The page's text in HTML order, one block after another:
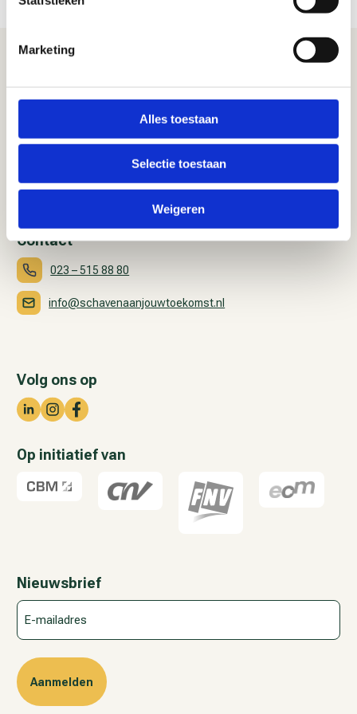
Marketing
Alles toestaan
Selectie toestaan
Weigeren
Westerhoutpark 10
Contact
023 – 515 88 80
info@schavenaanjouwtoekomst.nl
Volg ons op
Op initiatief van
Nieuwsbrief
E-
mailadres